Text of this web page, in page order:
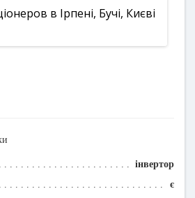
в Ірпені, Бучі, Києві
інвертор
є